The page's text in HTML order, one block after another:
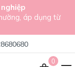
áp dụng từ
0